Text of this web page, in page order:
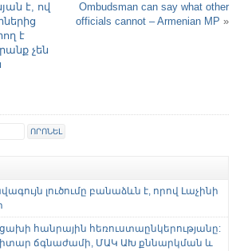
է, ով
է
չեն
Ombudsman can say what other
officials cannot – Armenian MP »
լուծումը բանաձևն է, որով Լաչինի
հանրային հեռուստաընկերությանը:
ճգնաժամի, ՄԱԿ ԱԽ քննարկման և